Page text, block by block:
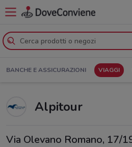
BANCHE E ASSICURAZIONI VIAGGI
Alpitour
Via Olevano Romano, 17/